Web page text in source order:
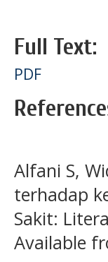
Full Text:
PDF
Alfani S,
terhadap
Sakit:
Available